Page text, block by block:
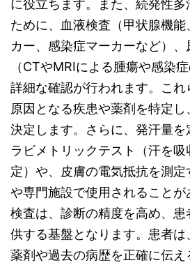
に役立ちます。また、続発性
ために、血液検査（甲状腺機
カー、感染症マーカーなど）
（CTやMRIによる腫瘍や感染
詳細な確認が行われます。これ
原因となる疾患や薬剤を特定
決定します。さらに、発汗量
ラビメトリックテスト（汗を吸
定）や、皮膚の電気抵抗を測
や専門施設で使用されること
検査は、診断の精度を高め、
供する基盤となります。患者
薬剤や過去の病歴を正確に伝